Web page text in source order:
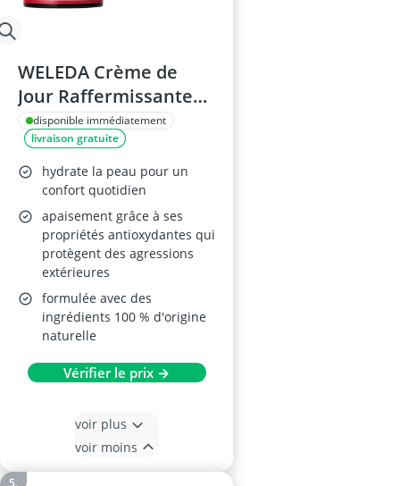
WELEDA Crème de
Jour Raffermissante
Grenade et Maca 40
ml
disponible immédiatement
livraison gratuite
hydrate la peau pour un
confort quotidien
apaisement grâce à ses
propriétés antioxydantes qui
protègent des agressions
extérieures
formulée avec des
ingrédients 100 % d'origine
naturelle
Vérifier le prix →
voir plus
voir moins